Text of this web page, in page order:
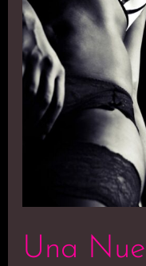
Una
Experiencias
Exclusivas
Está
por
Comenzar